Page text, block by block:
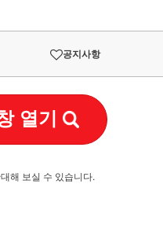
공지사항
열기
해 보실 수 있습니다.